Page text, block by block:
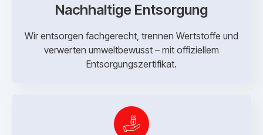
Nachhaltige Entsorgung
Wir entsorgen fachgerecht, trennen Wertstoffe und
verwerten umweltbewusst – mit offiziellem
Entsorgungszertifikat.